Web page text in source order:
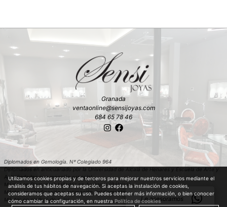
Granada
ventaonline@sensijoyas.com
684 65 78 46
Diplomados en Gemología. Nº Colegiado 964
Diplomados en anticuariado por la Universidad de Alcalá de Henares y Escuela de Arte y
Antigüedades con mención especial
Máster en Diamantes tallados en Amberes (Bélgica)
Máster en clasificación y estimación del diamante en bruto en Amberes (Bélgica)
Máster en piedras de color
Utilizamos cookies propias y de terceros para mejorar nuestros servicios mediante el
análisis de tus hábitos de navegación. Si aceptas la instalación de cookies,
consideramos que aceptas su uso. Puedes obtener más información, o bien conocer
cómo cambiar la configuración, en nuestra Política de cookiesLe asesoramos